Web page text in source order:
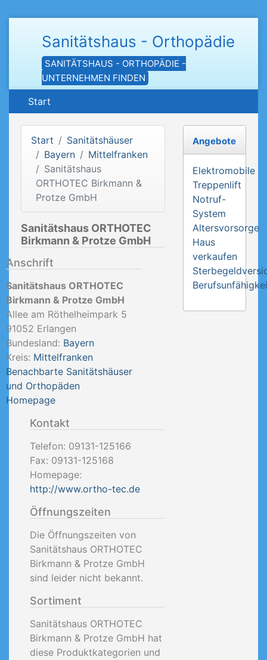
Sanitätshaus - Orthopädie
SANITÄTSHAUS - ORTHOPÄDIE -
UNTERNEHMEN FINDEN
Start
Start
Sanitätshäuser
Bayern
Mittelfranken
Sanitätshaus
ORTHOTEC Birkmann &
Protze GmbH
Sanitätshaus ORTHOTEC
Birkmann & Protze GmbH
Anschrift
Sanitätshaus ORTHOTEC
Birkmann & Protze GmbH
Allee am Röthelheimpark 5
91052 Erlangen
Bundesland: Bayern
Kreis: Mittelfranken
Benachbarte Sanitätshäuser
und Orthopäden
Homepage
Kontakt
Telefon: 09131-125166
Fax: 09131-125168
Homepage:
http://www.ortho-tec.de
Öffnungszeiten
Die Öffnungszeiten von
Sanitätshaus ORTHOTEC
Birkmann & Protze GmbH
sind leider nicht bekannt.
Sortiment
Sanitätshaus ORTHOTEC
Birkmann & Protze GmbH hat
diese Produktkategorien und
Angebote
Elektromobile
Treppenlift
Notruf-
System
Altersvorsorge
Haus
verkaufen